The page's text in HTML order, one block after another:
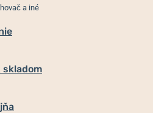
a iné